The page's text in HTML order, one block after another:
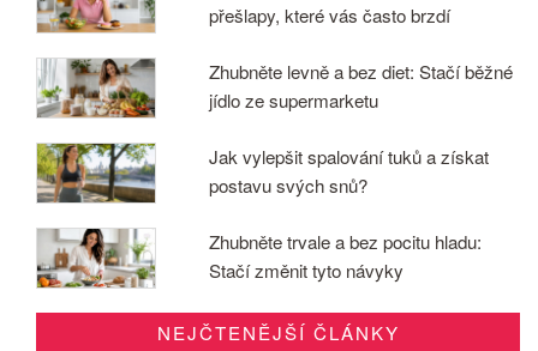
přešlapy, které vás často brzdí
Zhubněte levně a bez diet: Stačí běžné
jídlo ze supermarketu
Jak vylepšit spalování tuků a získat
postavu svých snů?
Zhubněte trvale a bez pocitu hladu:
Stačí změnit tyto návyky
NEJČTENĚJŠÍ ČLÁNKY